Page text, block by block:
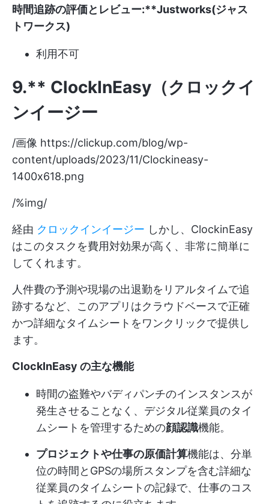
時間追跡の評価とレビュー:**Justworks(ジャス
トワークス)
利用不可
9.** ClockInEasy（クロックイ
ンイージー
/画像 https://clickup.com/blog/wp-
content/uploads/2023/11/Clockineasy-
1400x618.png
/%img/
経由 クロックインイージー しかし、ClockinEasy
はこのタスクを費用対効果が高く、非常に簡単に
してくれます。
人件費の予測や現場の出退勤をリアルタイムで追
跡するなど、このアプリはクラウドベースで正確
かつ詳細なタイムシートをワンクリックで提供し
ます。
ClockInEasy の主な機能
時間の盗難やバディパンチのインスタンスが
発生させることなく、デジタル従業員のタイ
ムシートを管理するための顔認識機能。
プロジェクトや仕事の原価計算機能は、分単
位の時間とGPSの場所スタンプを含む詳細な
従業員のタイムシートの記録で、仕事のコス